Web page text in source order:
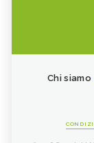
Chi siamo